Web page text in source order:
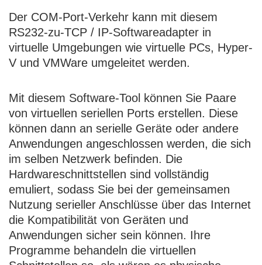
Der COM-Port-Verkehr kann mit diesem
RS232-zu-TCP / IP-Softwareadapter in
virtuelle Umgebungen wie virtuelle PCs, Hyper-
V und VMWare umgeleitet werden.
Mit diesem Software-Tool können Sie Paare
von virtuellen seriellen Ports erstellen. Diese
können dann an serielle Geräte oder andere
Anwendungen angeschlossen werden, die sich
im selben Netzwerk befinden. Die
Hardwareschnittstellen sind vollständig
emuliert, sodass Sie bei der gemeinsamen
Nutzung serieller Anschlüsse über das Internet
die Kompatibilität von Geräten und
Anwendungen sicher sein können. Ihre
Programme behandeln die virtuellen